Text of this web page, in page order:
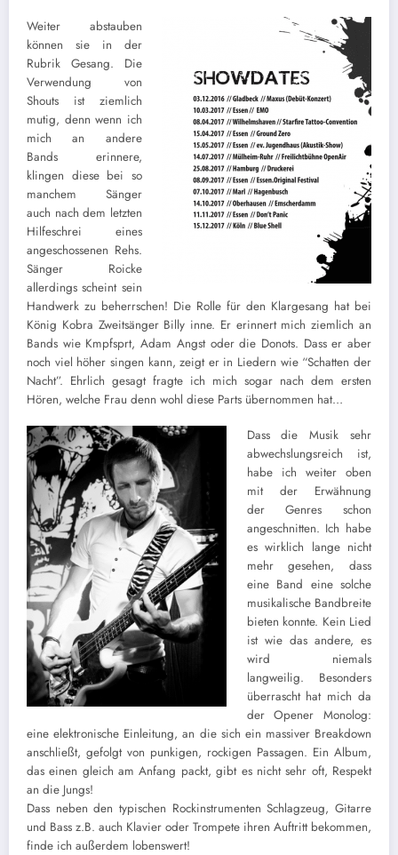
Weiter abstauben
können sie in der
Rubrik Gesang. Die
Verwendung von
Shouts ist ziemlich
mutig, denn wenn ich
mich an andere
Bands erinnere,
klingen diese bei so
manchem Sänger
auch nach dem letzten
Hilfeschrei eines
angeschossenen Rehs.
Sänger Roicke
allerdings scheint sein
Handwerk zu beherrschen! Die Rolle für den Klargesang hat bei
König Kobra Zweitsänger Billy inne. Er erinnert mich ziemlich an
Bands wie Kmpfsprt, Adam Angst oder die Donots. Dass er aber
noch viel höher singen kann, zeigt er in Liedern wie “Schatten der
Nacht”. Ehrlich gesagt fragte ich mich sogar nach dem ersten
Hören, welche Frau denn wohl diese Parts übernommen hat…
Dass die Musik sehr
abwechslungsreich ist,
habe ich weiter oben
mit der Erwähnung
der Genres schon
angeschnitten. Ich habe
es wirklich lange nicht
mehr gesehen, dass
eine Band eine solche
musikalische Bandbreite
bieten konnte. Kein Lied
ist wie das andere, es
wird niemals
langweilig. Besonders
überrascht hat mich da
der Opener Monolog:
eine elektronische Einleitung, an die sich ein massiver Breakdown
anschließt, gefolgt von punkigen, rockigen Passagen. Ein Album,
das einen gleich am Anfang packt, gibt es nicht sehr oft, Respekt
an die Jungs!
Dass neben den typischen Rockinstrumenten Schlagzeug, Gitarre
und Bass z.B. auch Klavier oder Trompete ihren Auftritt bekommen,
finde ich außerdem lobenswert!